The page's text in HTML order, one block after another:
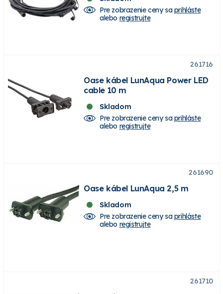
Pre zobrazenie ceny saprihláste
alebo registrujte
261716
Oase kábel LunAqua Power LED
cable 10 m
Skladom
Pre zobrazenie ceny saprihláste
alebo registrujte
261690
Oase kábel LunAqua 2,5 m
Skladom
Pre zobrazenie ceny saprihláste
alebo registrujte
261710